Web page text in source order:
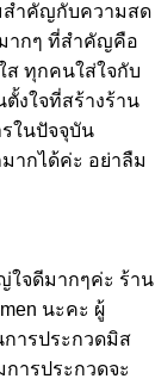
สำคัญกับความสด
ากๆ ที่สำคัญคือ
ส ทุกคนใส่ใจกับ
งใจที่สร้างร้าน
ในปัจจุบัน
ากได้ค่ะ อย่าลืม
ใจดีมากๆค่ะ ร้าน
นะคะ ผู้
ารประกวดมิส
การประกวดจะ